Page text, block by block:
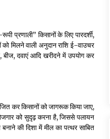
प्रणाली” किसानों के लिए पारदर्शी,
मिलने वाली अनुदान राशि ई-वाउचर
दवाएं आदि खरीदने में उपयोग कर
कर किसानों को जागरूक किया जाए,
को सुदृढ़ करना है, जिससे पलायन
की दिशा में मील का पत्थर साबित